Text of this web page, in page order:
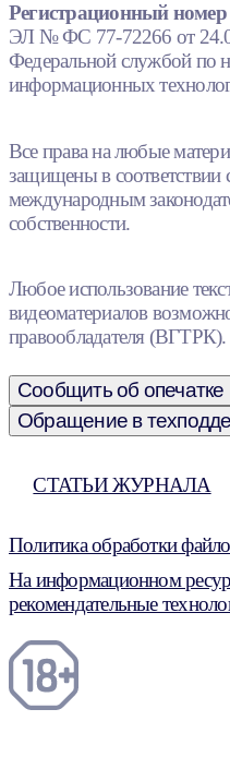
Регистрационный номер
ЭЛ № ФС 77-72266 от
Федеральной службой по
информационных
Все права на любые
защищены в соответствии
международным
собственности.
Любое использование
видеоматериалов
правообладателя (ВГТРК).
Сообщить об опечатке
Обращение в
СТАТЬИ ЖУРНАЛА
Политика обработки
На информационном
рекомендательные